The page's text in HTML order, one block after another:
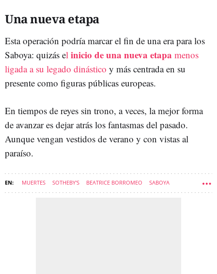
Una nueva etapa
Esta operación podría marcar el fin de una era para los
Saboya: quizás el inicio de una nueva etapa menos
ligada a su legado dinástico y más centrada en su
presente como figuras públicas europeas.
En tiempos de reyes sin trono, a veces, la mejor forma
de avanzar es dejar atrás los fantasmas del pasado.
Aunque vengan vestidos de verano y con vistas al
paraíso.
MUERTES SOTHEBY'S BEATRICE BORROMEO SABOYA